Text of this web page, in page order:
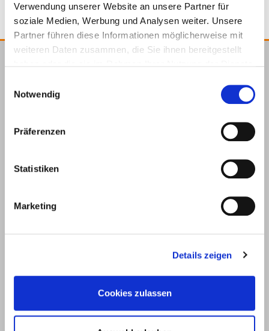
Verwendung unserer Website an unsere Partner für
soziale Medien, Werbung und Analysen weiter. Unsere
Partner führen diese Informationen möglicherweise mit
weiteren Daten zusammen, die Sie ihnen bereitgestellt
Notwendig
Präferenzen
Statistiken
Marketing
Details zeigen
Cookies zulassen
Unter
58099
info@eurotec.team
Deck construction and
Service
Deck software
ECS calculation program